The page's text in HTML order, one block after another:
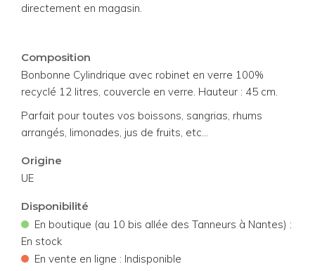
directement en magasin.
Composition
Bonbonne Cylindrique avec robinet en verre 100%
recyclé 12 litres, couvercle en verre. Hauteur : 45 cm.
Parfait pour toutes vos boissons, sangrias, rhums
arrangés, limonades, jus de fruits, etc...
Origine
UE
Disponibilité
• En boutique (au 10 bis allée des Tanneurs à Nantes) :
En stock
• En vente en ligne : Indisponible